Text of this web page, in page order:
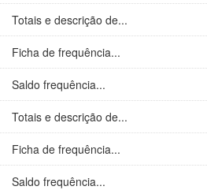
Totais e descrição de...
Ficha de frequência...
Saldo frequência...
Totais e descrição de...
Ficha de frequência...
Saldo frequência...